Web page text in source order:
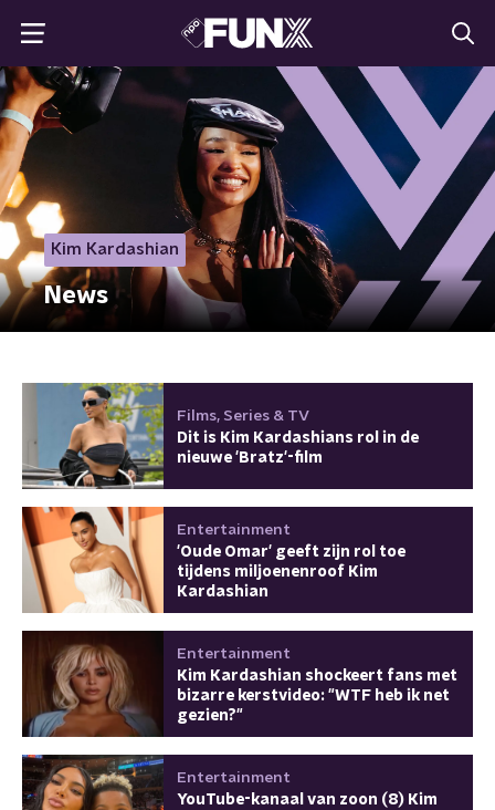
Kim Kardashian
News
Films, Series & TV
Dit is Kim Kardashians rol in de
nieuwe 'Bratz'-film
Entertainment
'Oude Omar' geeft zijn rol toe
tijdens miljoenenroof Kim
Kardashian
Entertainment
Kim Kardashian shockeert fans met
bizarre kerstvideo: "WTF heb ik net
gezien?"
Entertainment
YouTube-kanaal van zoon (8) Kim